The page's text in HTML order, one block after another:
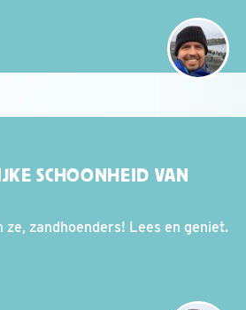
SCHOONHEID VAN
ze, zandhoenders! Lees en geniet.